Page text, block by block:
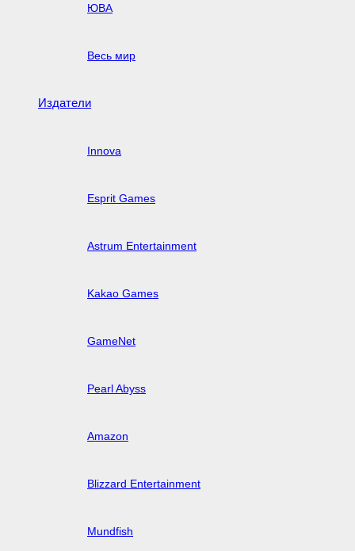
ЮВА
Весь мир
Издатели
Innova
Esprit Games
Astrum Entertainment
Kakao Games
GameNet
Pearl Abyss
Amazon
Blizzard Entertainment
Mundfish